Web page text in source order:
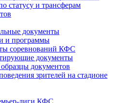
статусу и трансферам
документы
и программы
соревнований КФС
документы
документов
зрителей на стадионе
лиги КФС